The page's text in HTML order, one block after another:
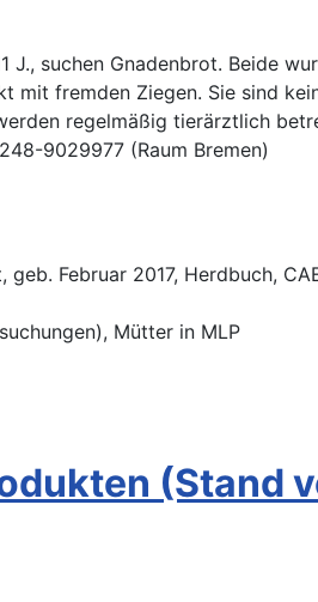
J., suchen Gnadenbrot. Beide
mit fremden Ziegen. Sie sind
regelmäßig tierärztlich
9029977 (Raum Bremen)
Februar 2017, Herdbuch,
Mütter in MLP
(Stand